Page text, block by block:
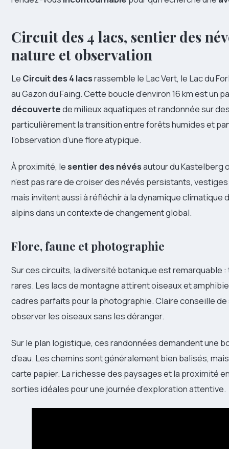
Circuit des 4 lacs, sentier des
nature et observation
Le Circuit des 4 lacsrassemble le Lac Vert, le Lac du
au Gazon du Faing. Cette boucle d’environ 16 km est
découvertede milieux aquatiques et randonnée sur
particulièrement la transition entre forêts humides et
l’observation d’une flore atypique.
À proximité, lesentier des névésautour du Kastelberg
n’est pas rare de croiser des névés persistants,
mais invitent aussi à réfléchir à la dynamique
alpins dans un contexte de changement global.
Flore, faune et photographie
Sur ces circuits, la diversité botanique est
rares. Les lacs de montagne attirent oiseaux et
cadres parfaits pour la photographie. Claire conseille
observer les oiseaux sans les déranger.
Sur le plan logistique, ces randonnées demandent une
d’eau. Les chemins sont généralement bien balisés,
carte papier. La richesse des paysages et la proximité
sorties idéales pour une journée d’exploration attentive.